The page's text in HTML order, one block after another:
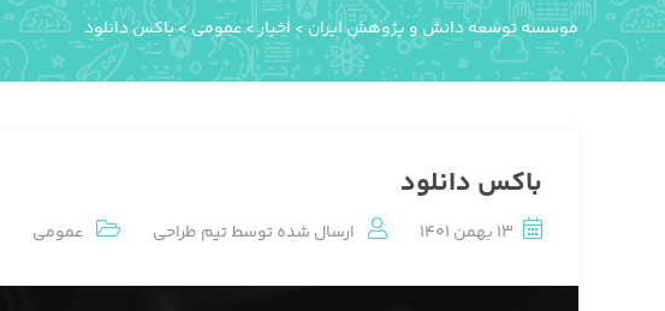
موسسه توسعه دانش و پژوهش ایران>اخبار>عمومی>باکس دانلود
باکس دانلود
13 بهمن 1401 ارسال شده توسط تیم طراحی عمومی